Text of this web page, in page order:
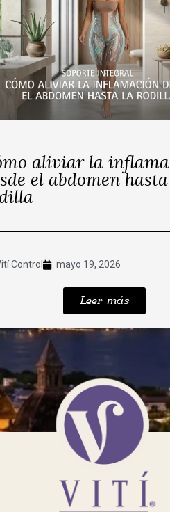
aliviar la
el abdomen
Control mayo 19, 2026
Leer más